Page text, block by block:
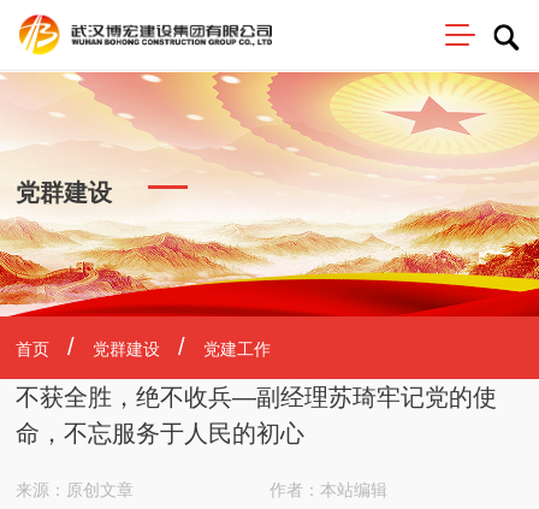
党群建设
首页 党群建设 党建工作
不获全胜，绝不收兵—副经理苏琦牢记党的使
命，不忘服务于人民的初心
来源：原创文章
作者：本站编辑